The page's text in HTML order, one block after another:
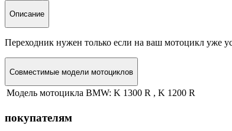
Описание
Переходник нужен только если на ваш мотоцикл уже
Совместимые модели мотоциклов
Модель мотоцикла BMW: K 1300 R , K 1200 R
покупателям